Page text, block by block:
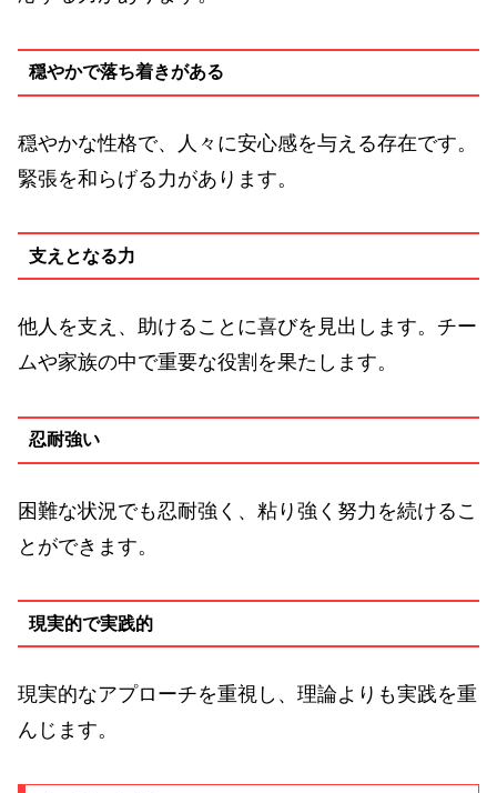
穏やかで落ち着きがある
穏やかな性格で、人々に安心感を与える存在です。
緊張を和らげる力があります。
支えとなる力
他人を支え、助けることに喜びを見出します。チー
ムや家族の中で重要な役割を果たします。
忍耐強い
困難な状況でも忍耐強く、粘り強く努力を続けるこ
とができます。
現実的で実践的
現実的なアプローチを重視し、理論よりも実践を重
んじます。